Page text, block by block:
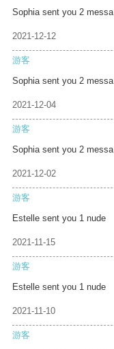
Sophia sent you 2 messa
2021-12-12
游客
Sophia sent you 2 messa
2021-12-04
游客
Sophia sent you 2 messa
2021-12-02
游客
Estelle sent you 1 nude
2021-11-15
游客
Estelle sent you 1 nude
2021-11-10
游客